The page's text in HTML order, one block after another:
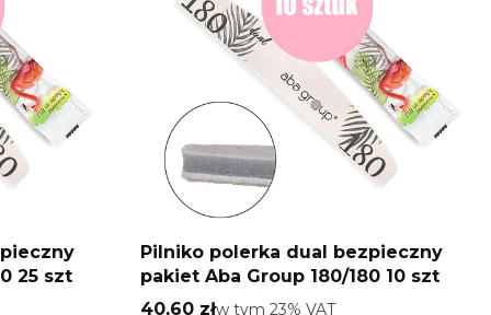
25 szt
Pilniko polerka dual bezpieczny
pakiet Aba Group 180/180 10 szt
Cena brutto
40,60 złw tym %s VAT
w tym 23% VAT